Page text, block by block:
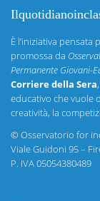
È l’iniziativa
promossa da
Permanente Giovani-
Corriere della Sera,
educativo che vuole
creatività, la
©Osservatorio for
Viale Guidoni 95 –
P. IVA 05054380489